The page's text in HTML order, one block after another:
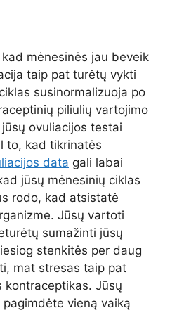
mėnesinės jau beveik
taip pat turėtų vykti
susinormalizuoja po
piliulių vartojimo
ovuliacijos testai
to, kad tikrinatės
data gali labai
jūsų mėnesinių ciklas
rodo, kad atsistatė
Jūsų vartoti
sumažinti jūsų
stenkitės per daug
mat stresas taip pat
kontraceptikas. Jūsų
vieną vaiką